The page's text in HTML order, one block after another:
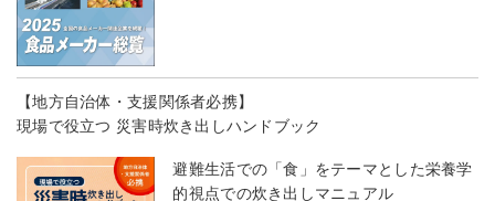
【地方自治体・支援関係者必携】
現場で役立つ 災害時炊き出しハンドブック
避難生活での「食」をテーマとした栄養学
的視点での炊き出しマニュアル